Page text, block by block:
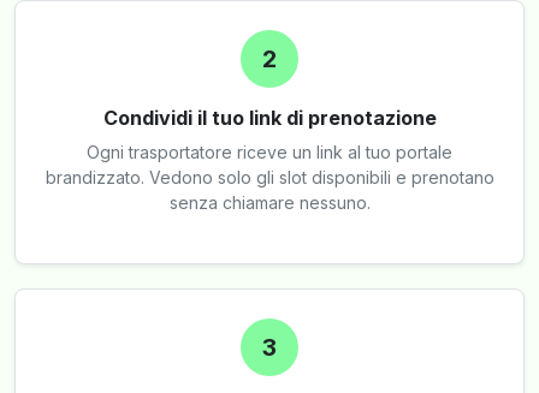
2
Condividi il tuo link di prenotazione
Ogni trasportatore riceve un link al tuo portale
brandizzato. Vedono solo gli slot disponibili e prenotano
senza chiamare nessuno.
3